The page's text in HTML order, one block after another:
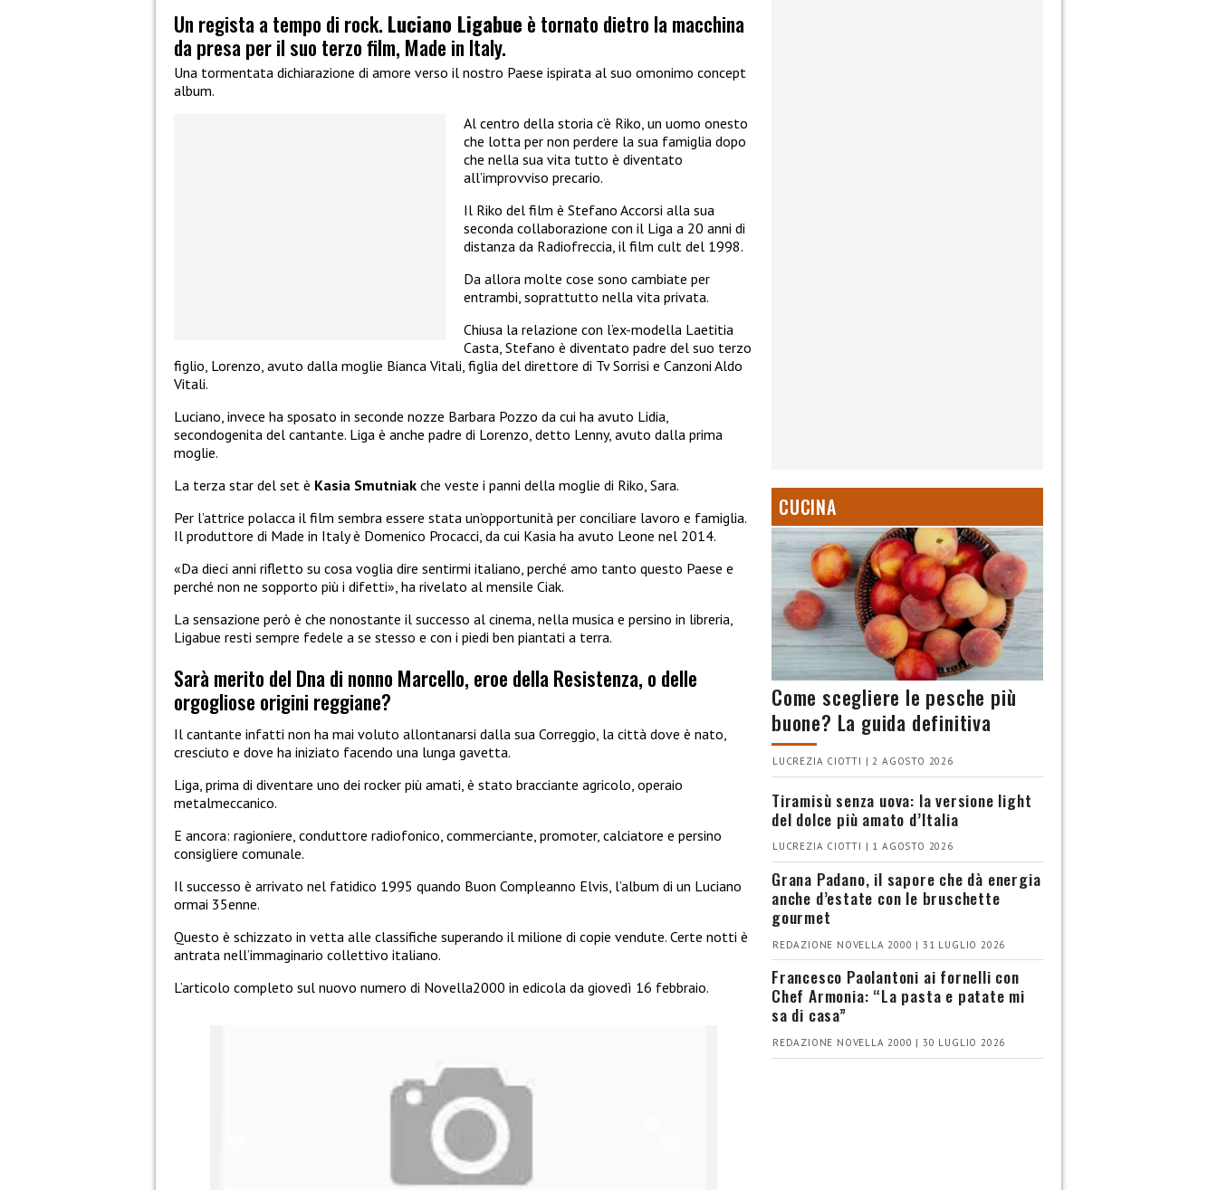
Un regista a tempo di rock. Luciano Ligabue è tornato dietro la macchina
da presa per il suo terzo film, Made in Italy.
Una tormentata dichiarazione di amore verso il nostro Paese ispirata al suo omonimo concept
album.
Al centro della storia c’è Riko, un uomo onesto
che lotta per non perdere la sua famiglia dopo
che nella sua vita tutto è diventato
all’improvviso precario.
Il Riko del film è Stefano Accorsi alla sua
seconda collaborazione con il Liga a 20 anni di
distanza da Radiofreccia, il film cult del 1998.
Da allora molte cose sono cambiate per
entrambi, soprattutto nella vita privata.
Chiusa la relazione con l’ex-modella Laetitia
Casta, Stefano è diventato padre del suo terzo
figlio, Lorenzo, avuto dalla moglie Bianca Vitali, figlia del direttore di Tv Sorrisi e Canzoni Aldo
Vitali.
Luciano, invece ha sposato in seconde nozze Barbara Pozzo da cui ha avuto Lidia,
secondogenita del cantante. Liga è anche padre di Lorenzo, detto Lenny, avuto dalla prima
moglie.
La terza star del set è Kasia Smutniak che veste i panni della moglie di Riko, Sara.
Per l’attrice polacca il film sembra essere stata un’opportunità per conciliare lavoro e famiglia.
Il produttore di Made in Italy è Domenico Procacci, da cui Kasia ha avuto Leone nel 2014.
«Da dieci anni rifletto su cosa voglia dire sentirmi italiano, perché amo tanto questo Paese e
perché non ne sopporto più i difetti», ha rivelato al mensile Ciak.
La sensazione però è che nonostante il successo al cinema, nella musica e persino in libreria,
Ligabue resti sempre fedele a se stesso e con i piedi ben piantati a terra.
Sarà merito del Dna di nonno Marcello, eroe della Resistenza, o delle
orgogliose origini reggiane?
Il cantante infatti non ha mai voluto allontanarsi dalla sua Correggio, la città dove è nato,
cresciuto e dove ha iniziato facendo una lunga gavetta.
Liga, prima di diventare uno dei rocker più amati, è stato bracciante agricolo, operaio
metalmeccanico.
E ancora: ragioniere, conduttore radiofonico, commerciante, promoter, calciatore e persino
consigliere comunale.
Il successo è arrivato nel fatidico 1995 quando Buon Compleanno Elvis, l’album di un Luciano
ormai 35enne.
Questo è schizzato in vetta alle classifiche superando il milione di copie vendute. Certe notti è
antrata nell’immaginario collettivo italiano.
L’articolo completo sul nuovo numero di Novella2000 in edicola da giovedì 16 febbraio.
CUCINA
Come scegliere le pesche più
buone? La guida definitiva
LUCREZIA CIOTTI | 2 AGOSTO 2026
Tiramisù senza uova: la versione light
del dolce più amato d’Italia
LUCREZIA CIOTTI | 1 AGOSTO 2026
Grana Padano, il sapore che dà energia
anche d’estate con le bruschette
gourmet
REDAZIONE NOVELLA 2000 | 31 LUGLIO 2026
Francesco Paolantoni ai fornelli con
Chef Armonia: “La pasta e patate mi
sa di casa”
REDAZIONE NOVELLA 2000 | 30 LUGLIO 2026